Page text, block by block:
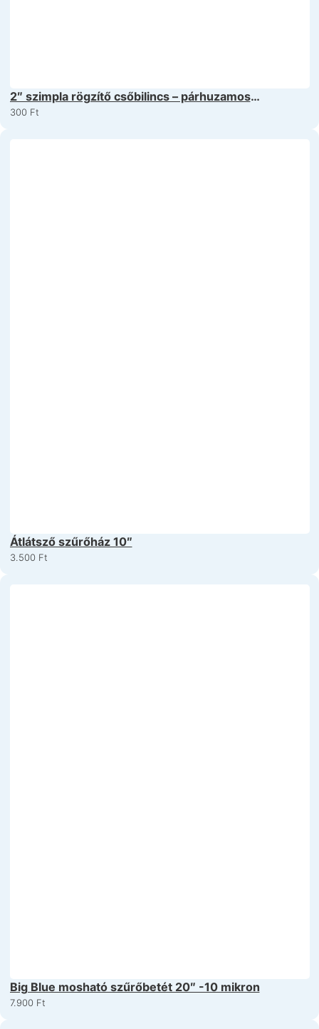
2″ szimpla rögzítő csőbilincs – párhuzamos
szűrőbetétekhez
300 Ft
Átlátsző szűrőház 10″
3.500 Ft
Big Blue mosható szűrőbetét 20″ -10 mikron
7.900 Ft